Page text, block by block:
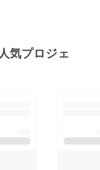
気プロジェ